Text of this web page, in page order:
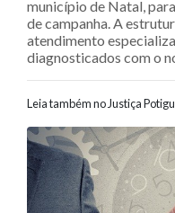
município de Natal,
de campanha. A
atendimento
diagnosticados com o
Leia também no Justiça
Navegação